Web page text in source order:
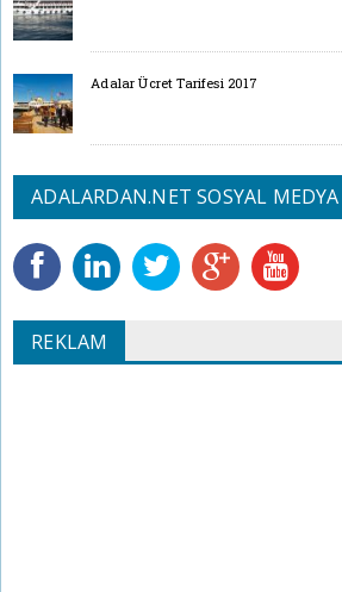
Adalar Ücret Tarifesi 2017
ADALARDAN.NET SOSYAL MEDYA
REKLAM